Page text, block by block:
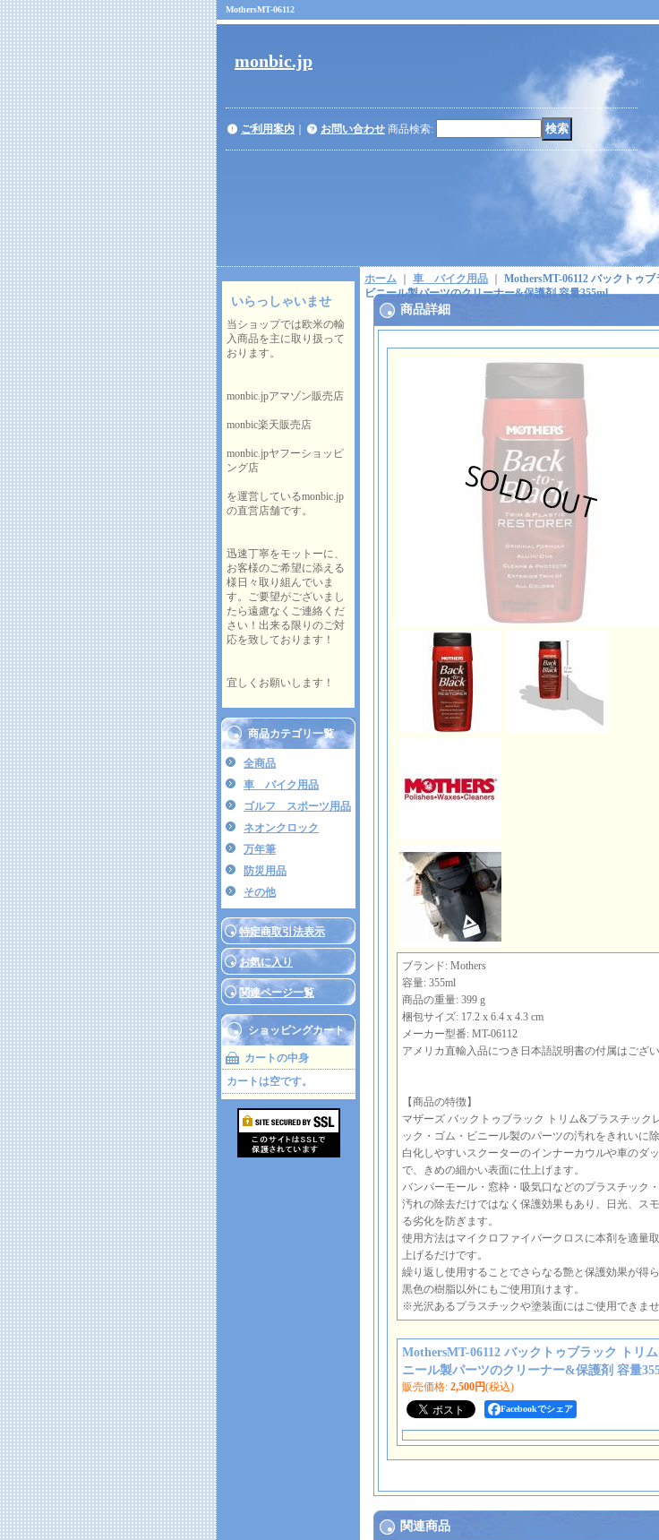
MothersMT-06112
monbic.jp
ご利用案内 お問い合わせ 商品検索:
いらっしゃいませ
当ショップでは欧米の輸
入商品を主に取り扱って
おります。
monbic.jpアマゾン販売店
monbic楽天販売店
monbic.jpヤフーショッピ
ング店
を運営しているmonbic.jp
の直営店舗です。
迅速丁寧をモットーに、
お客様のご希望に添える
様日々取り組んでいま
す。ご要望がございまし
たら遠慮なくご連絡くだ
さい！出来る限りのご対
応を致しております！
宜しくお願いします！
商品カテゴリ一覧
全商品
車 バイク用品
ゴルフ スポーツ用品
ネオンクロック
万年筆
防災用品
その他
特定商取引法表示
お気に入り
関連ページ一覧
ショッピングカート
カートの中身
カートは空です。
ホーム 車 バイク用品
MothersMT-06112 バックトゥ
ビニール製パーツのクリーナー&保護剤 容量355ml
商品詳細
ブランド: Mothers
容量: 355ml
商品の重量: 399 g
梱包サイズ: 17.2 x 6.4 x 4.3 cm
メーカー型番: MT-06112
アメリカ直輸入品につき日本語説明書の付属はござい
【商品の特徴】
マザーズ バックトゥブラック トリム&プラスチッ
ック・ゴム・ビニール製のパーツの汚れをきれいに
白化しやすいスクーターのインナーカウルや車のダ
で、きめの細かい表面に仕上げます。
バンパーモール・窓枠・吸気口などのプラスチック
汚れの除去だけではなく保護効果もあり、日光、ス
る劣化を防ぎます。
使用方法はマイクロファイバークロスに本剤を適量
上げるだけです。
繰り返し使用することでさらなる艶と保護効果が得ら
黒色の樹脂以外にもご使用頂けます。
※光沢あるプラスチックや塗装面にはご使用できませ
MothersMT-06112 バックトゥブラック トリ
ニール製パーツのクリーナー&保護剤 容量
販売価格: 2,500円(税込)
Facebookでシェア
関連商品